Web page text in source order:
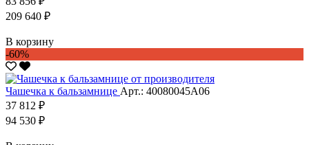
209 640 ₽
В корзину
-60%
Чашечка к бальзамнице Арт.: 40080045А06
37 812 ₽
94 530 ₽